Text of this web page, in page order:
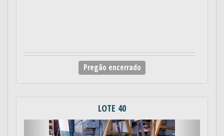
Pregão encerrado
LOTE 40
Anterior